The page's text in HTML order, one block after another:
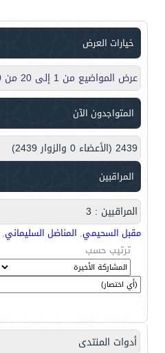
خيارات العرض
عرض المواضيع من 1 إلى 20 من 5390
المتواجدون الآن
2439 (الأعضاء 0 والزوار 2439)
المراقبين
المراقبين : 3
مقبل السحيمي, المناضل السليماني,
ترتيب حسب
أدوات المنتدى